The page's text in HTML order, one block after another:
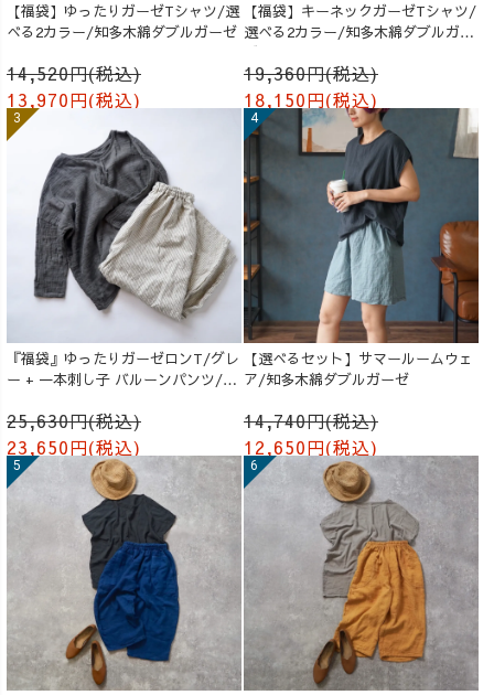
【福袋】ゆったりガーゼTシャツ/選
べる2カラー/知多木綿ダブルガーゼ
14,520円(税込)
13,970円(税込)
【福袋】キーネックガーゼTシャツ/
選べる2カラー/知多木綿ダブルガー
ゼ
19,360円(税込)
18,150円(税込)
『福袋』ゆったりガーゼロンT/グレ
ー + 一本刺し子 バルーンパンツ/生
25,630円(税込)
23,650円(税込)
【選べるセット】サマールームウェ
ア/知多木綿ダブルガーゼ
14,740円(税込)
12,650円(税込)